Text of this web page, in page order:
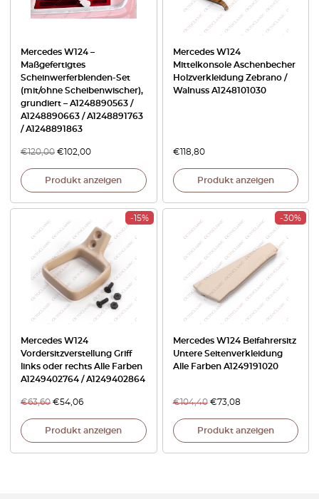
Mercedes W124 –
Maßgefertigtes
Scheinwerferblenden-Set
(mit/ohne Scheibenwischer),
grundiert – A1248890563 /
A1248890663 / A1248891763
/ A1248891863
€120,00 €102,00
Produkt anzeigen
Mercedes W124
Mittelkonsole Aschenbecher
Holzverkleidung Zebrano /
Walnuss A1248101030
€118,80
Produkt anzeigen
-15%
Mercedes W124
Vordersitzverstellung Griff
links oder rechts Alle Farben
A1249402764 / A1249402864
€63,60 €54,06
Produkt anzeigen
-30%
Mercedes W124 Beifahrersitz
Untere Seitenverkleidung
Alle Farben A1249191020
€104,40 €73,08
Produkt anzeigen